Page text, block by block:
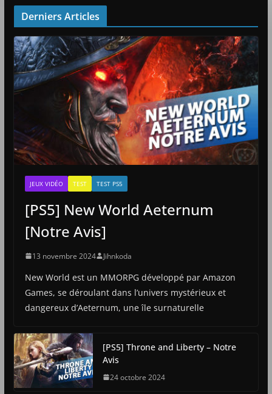
Derniers Articles
JEUX VIDÉO TEST TEST PS5
[PS5] New World Aeternum
[Notre Avis]
13 novembre 2024 Jihnkoda
New World est un MMORPG développé par Amazon
Games, se déroulant dans l’univers mystérieux et
dangereux d’Aeternum, une île surnaturelle
[PS5] Throne and Liberty – Notre
Avis
24 octobre 2024